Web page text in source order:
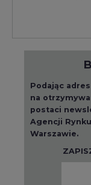
Podając
na
postaci
Agencji
Warszawie.